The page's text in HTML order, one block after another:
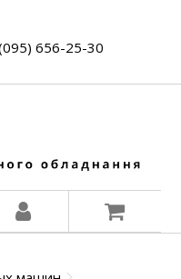
656-25-30